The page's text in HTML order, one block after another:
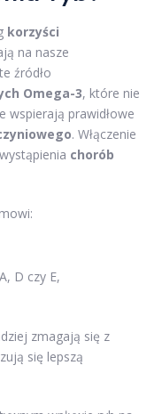
korzyści
na nasze
źródło
Omega-3, które nie
wspierają prawidłowe
. Włączenie
chorób
D czy E,
zmagają się z
się lepszą